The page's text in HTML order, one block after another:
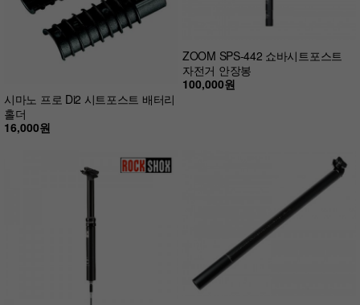
시마노 프로 Di2 시트포스트 배터리
홀더
16,000원
ZOOM SPS-442 쇼바시트포스트
자전거 안장봉
100,000원